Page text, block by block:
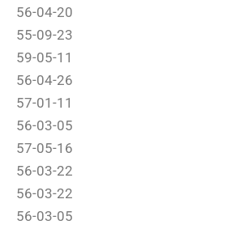
56-04-20
55-09-23
59-05-11
56-04-26
57-01-11
56-03-05
57-05-16
56-03-22
56-03-22
56-03-05